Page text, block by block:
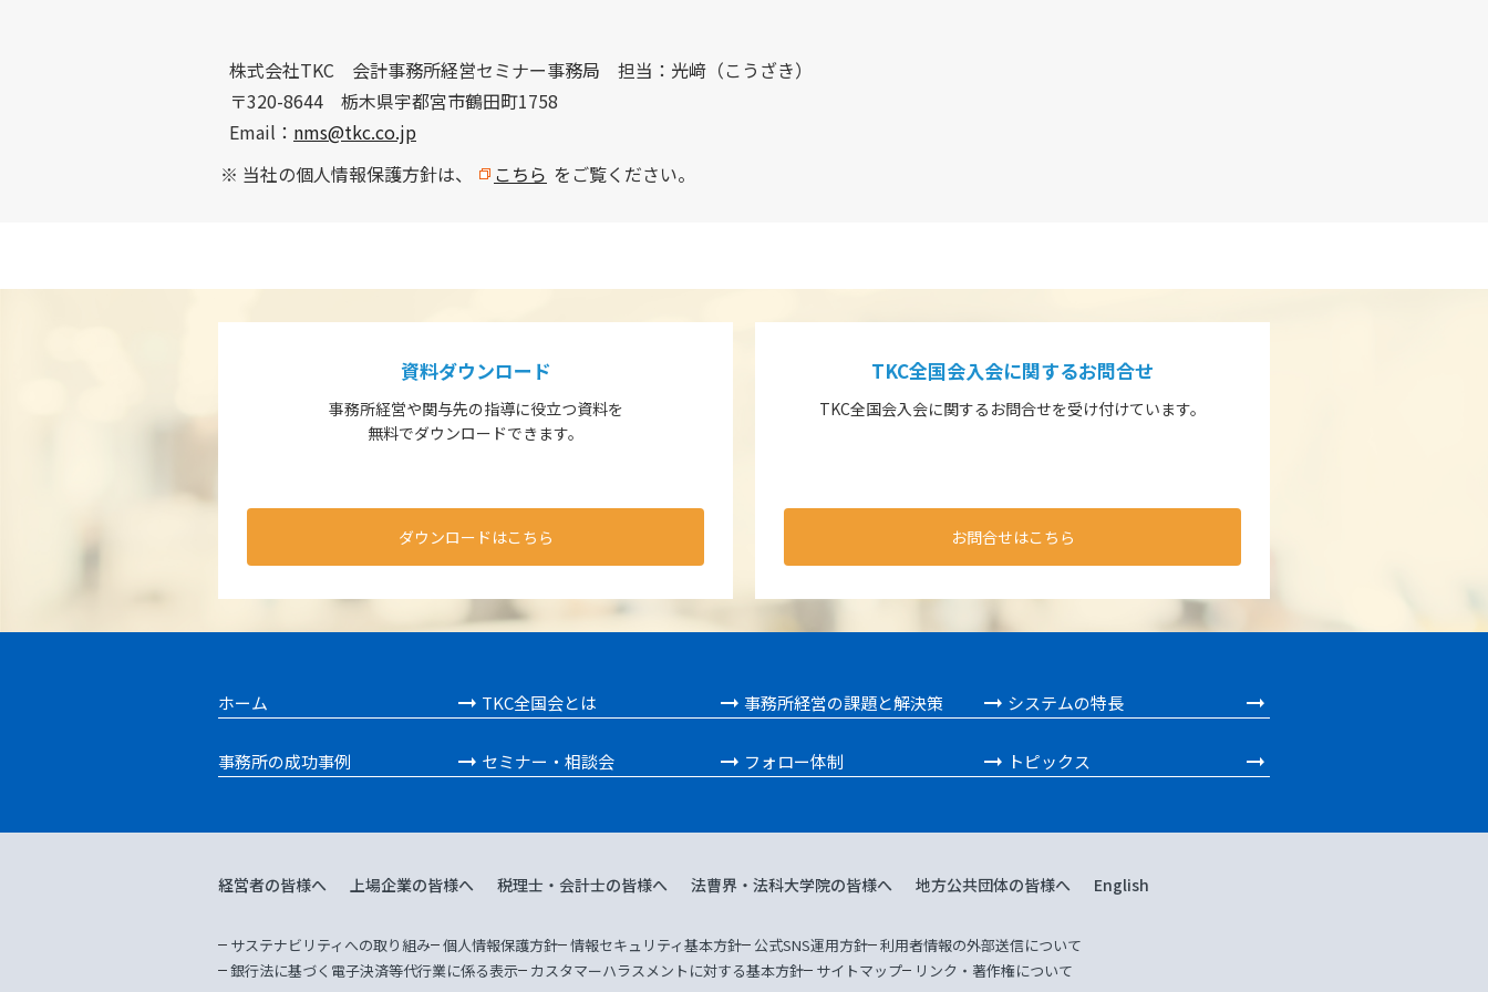
株式会社TKC 会計事務所経営セミナー事務局 担当：光﨑（こうざき）
〒320-8644 栃木県宇都宮市鶴田町1758
Email： nms@tkc.co.jp
※ 当社の個人情報保護方針は、 こちら をご覧ください。
資料ダウンロード
事務所経営や関与先の指導に役立つ資料を
無料でダウンロードできます。
ダウンロードはこちら
TKC全国会入会に関するお問合せ
TKC全国会入会に関するお問合せを受け付けています。
お問合せはこちら
ホーム TKC全国会とは 事務所経営の課題と解決策 システムの特長
事務所の成功事例 セミナー・相談会 フォロー体制 トピックス
経営者の皆様へ 上場企業の皆様へ 税理士・会計士の皆様へ 法曹界・法科大学院の皆様へ 地方公共団体の皆様へ English
サステナビリティへの取り組み 個人情報保護方針 情報セキュリティ基本方針 公式SNS運用方針 利用者情報の外部送信について
銀行法に基づく電子決済等代行業に係る表示
カスタマーハラスメントに対する基本方針 サイトマップ リンク・著作権について